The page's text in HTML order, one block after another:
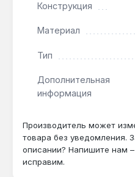
агрессивных средах
Канат подходит для
сельском хозяйстве —
разрывная нагрузка и
производителя,
Какой диаметр
Конструкция
Материал
Тип
Дополнительная
информация
Производитель может
товара без уведомления.
описании? Напишите нам
исправим.